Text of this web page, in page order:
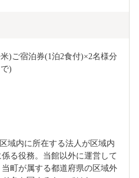
)ご宿泊券(1泊2食付)×2名様分
)
域内に所在する法人が区域内
る役務。当館以外に運営して
町が属する都道府県の区域外